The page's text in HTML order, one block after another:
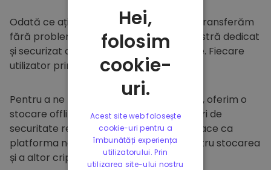
Odată ce ați cumpărat peKriptomat
, îl transferăm
fără probleme în portofelul dumneavoastră dedicat
și securizat din cadrul platformei noastre. Fiecare
utilizator primește un portofel individual.
Pentru a ne proteja clienții și fondurile lor, oferim o
stocare offline sigură și efectuăm audituri de
securitate regulate. Această abordare face ca
platforma noastră să fie un paradis pentru stocarea
și a altor criptomonede.
Hei,
folosim
cookie-
uri.
Acest site web folosește
cookie-uri pentru a
îmbunătăți experiența
utilizatorului. Prin
utilizarea site-ului nostru